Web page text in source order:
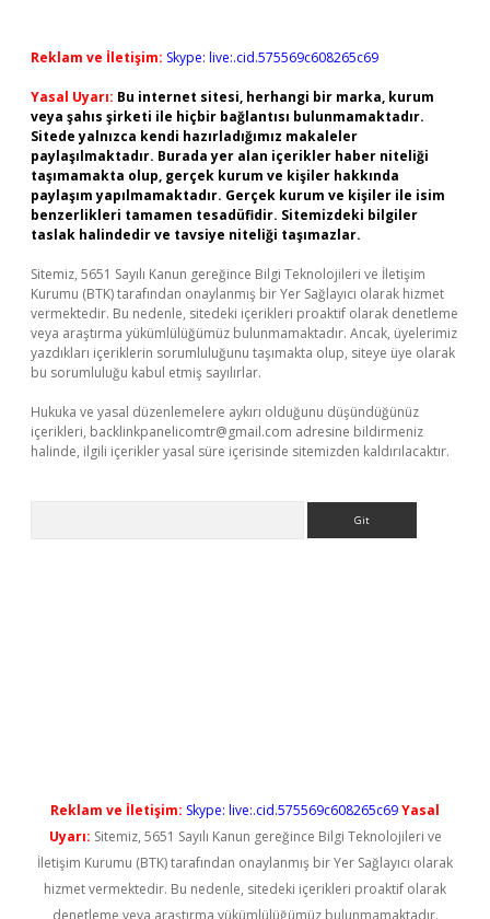
Reklam ve İletişim: Skype: live:.cid.575569c608265c69
Yasal Uyarı: Bu internet sitesi, herhangi bir marka, kurum
veya şahıs şirketi ile hiçbir bağlantısı bulunmamaktadır.
Sitede yalnızca kendi hazırladığımız makaleler
paylaşılmaktadır. Burada yer alan içerikler haber niteliği
taşımamakta olup, gerçek kurum ve kişiler hakkında
paylaşım yapılmamaktadır. Gerçek kurum ve kişiler ile isim
benzerlikleri tamamen tesadüfidir. Sitemizdeki bilgiler
taslak halindedir ve tavsiye niteliği taşımazlar.
Sitemiz, 5651 Sayılı Kanun gereğince Bilgi Teknolojileri ve İletişim
Kurumu (BTK) tarafından onaylanmış bir Yer Sağlayıcı olarak hizmet
vermektedir. Bu nedenle, sitedeki içerikleri proaktif olarak denetleme
veya araştırma yükümlülüğümüz bulunmamaktadır. Ancak, üyelerimiz
yazdıkları içeriklerin sorumluluğunu taşımakta olup, siteye üye olarak
bu sorumluluğu kabul etmiş sayılırlar.
Hukuka ve yasal düzenlemelere aykırı olduğunu düşündüğünüz
içerikleri, backlinkpanelicomtr@gmail.com adresine bildirmeniz
halinde, ilgili içerikler yasal süre içerisinde sitemizden kaldırılacaktır.
Reklam ve İletişim: Skype: live:.cid.575569c608265c69Yasal
Uyarı: Sitemiz, 5651 Sayılı Kanun gereğince Bilgi Teknolojileri ve
İletişim Kurumu (BTK) tarafından onaylanmış bir Yer Sağlayıcı olarak
hizmet vermektedir. Bu nedenle, sitedeki içerikleri proaktif olarak
denetleme veya araştırma yükümlülüğümüz bulunmamaktadır.